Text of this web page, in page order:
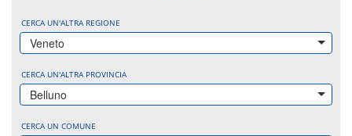
CERCA UN'ALTRA REGIONE
Veneto
CERCA UN'ALTRA PROVINCIA
Belluno
CERCA UN COMUNE